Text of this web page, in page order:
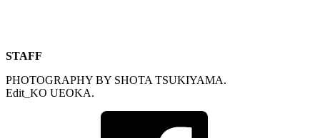
STAFF
PHOTOGRAPHY BY SHOTA TSUKIYAMA.
Edit_KO UEOKA.